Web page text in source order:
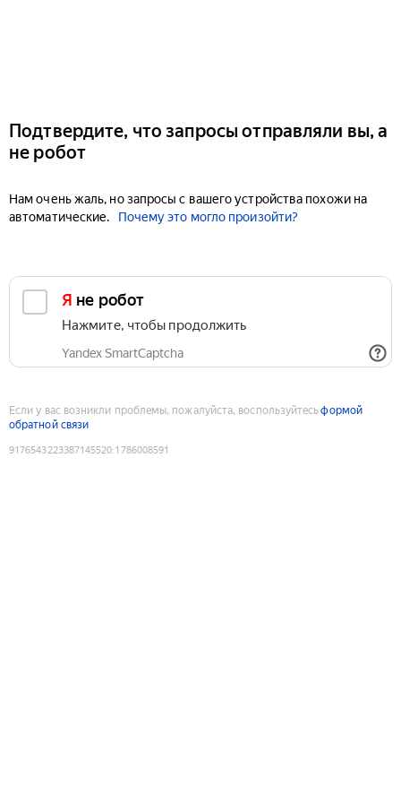
Подтвердите, что запросы отправляли вы, а
не робот
Нам очень жаль, но запросы с вашего устройства похожи на
автоматические.
Почему это могло произойти?
Я не робот
Нажмите, чтобы продолжить
Yandex SmartCaptcha
Если у вас возникли проблемы, пожалуйста, воспользуйтесьформой
обратной связи
9176543223387145520:1786008591